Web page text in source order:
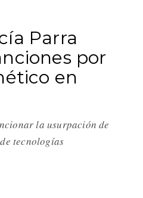
Parra
por
en
la usurpación de
tecnologías